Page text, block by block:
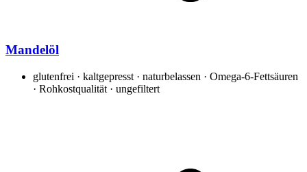
Mandelöl
glutenfrei · kaltgepresst · naturbelassen · Omega-6-Fettsäuren
· Rohkostqualität · ungefiltert